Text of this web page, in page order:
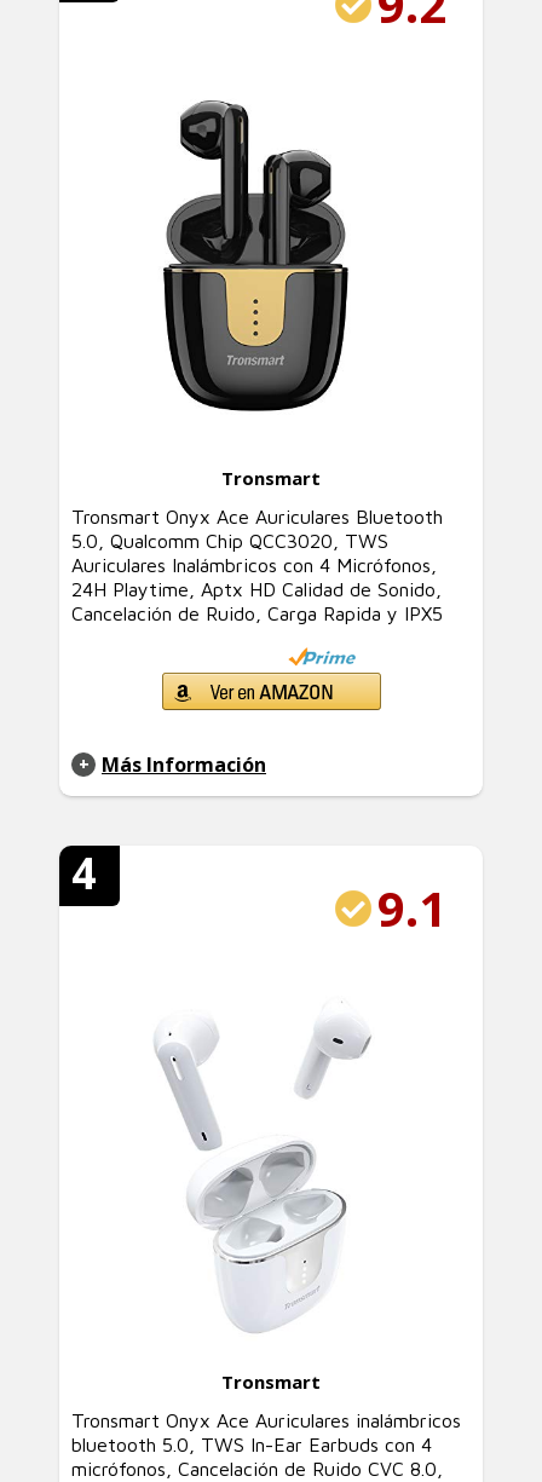
Tronsmart
Tronsmart Onyx Ace Auriculares Bluetooth
5.0, Qualcomm Chip QCC3020, TWS
Auriculares Inalámbricos con 4 Micrófonos,
24H Playtime, Aptx HD Calidad de Sonido,
Cancelación de Ruido, Carga Rapida y IPX5
Más Información
4
9.1
Tronsmart
Tronsmart Onyx Ace Auriculares inalámbricos
bluetooth 5.0, TWS In-Ear Earbuds con 4
micrófonos, Cancelación de Ruido CVC 8.0,